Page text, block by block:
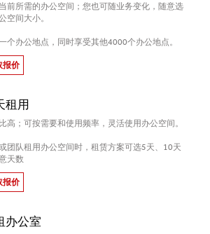
前所需的办公空间；您也可随业务变化，随意选
空间大小。
个办公地点，同时享受其他4000个办公地点。
报价
租用
高；可按需要和使用频率，灵活使用办公空间。
团队租用办公空间时，租赁方案可选5天、10天
天数
报价
办公室